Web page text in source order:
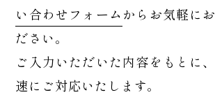
い合わせフォームからお気軽に
ださい。
ご入力いただいた内容をもとに
速にご対応いたします。